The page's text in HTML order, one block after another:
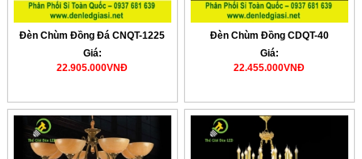
Đèn Chùm Đồng Đá CNQT-1225
Giá:
22.905.000VNĐ
Đèn Chùm Đồng CDQT-40
Giá:
22.455.000VNĐ